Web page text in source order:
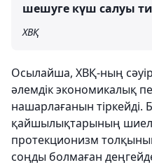
шешуге күш салуы
ХВҚ
Осылайша, ХВҚ-ның
әлемдік экономикалық
нашарлағанын тіркейді.
қайшылықтарының
протекционизм
соңды болмаған